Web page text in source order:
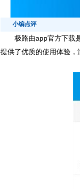
小编点评
极路由app官方下载是
提供了优质的使用体验，